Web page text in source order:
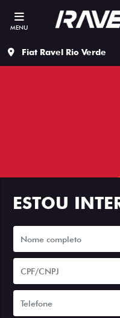
MENU
Fiat Ravel Rio Verde
ESTOU